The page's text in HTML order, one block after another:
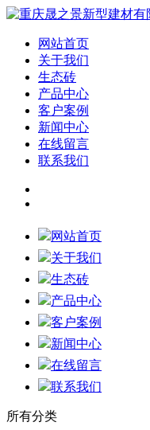
网站首页
关于我们
生态砖
产品中心
客户案例
新闻中心
在线留言
联系我们
网站首页
关于我们
生态砖
产品中心
客户案例
新闻中心
在线留言
联系我们
所有分类